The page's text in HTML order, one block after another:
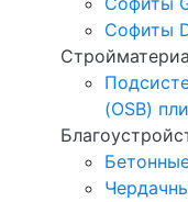
Софиты
(OSB)